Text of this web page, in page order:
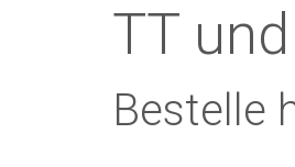
TT
Bestelle